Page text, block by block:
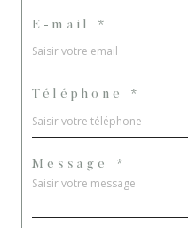
E-mail *
Téléphone *
Message *